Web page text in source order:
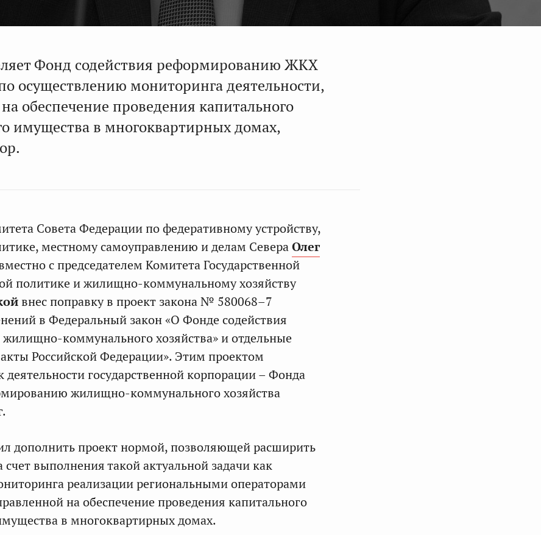
Фонд содействия реформированию ЖКХ
осуществлению мониторинга деятельности,
обеспечение проведения капитального
имущества в многоквартирных домах,
Совета Федерации по федеративному устройству,
местному самоуправлению и делам СевераОлег
с председателем Комитета Государственной
политике и жилищно-коммунальному хозяйству
внес поправку в проект закона № 580068–7
в Федеральный закон «О Фонде содействия
коммунального хозяйства» и отдельные
Российской Федерации». Этим проектом
деятельности государственной корпорации – Фонда
жилищно-коммунального хозяйства
дополнить проект нормой, позволяющей расширить
выполнения такой актуальной задачи как
реализации региональными операторами
на обеспечение проведения капитального
в многоквартирных домах.